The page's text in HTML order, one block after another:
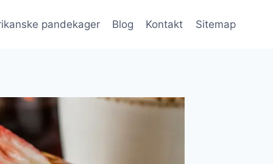
pandekager Blog Kontakt Sitemap